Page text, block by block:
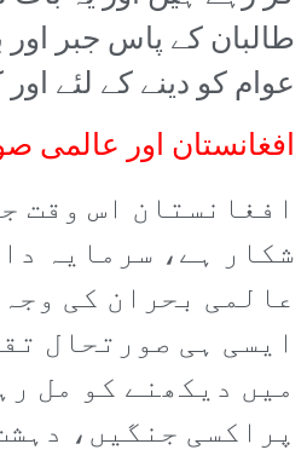
طالبان کے پاس جبر اور
عوام کو دینے کے لئے
افغانستان اور عالمی
افغانستان اس وقت
شکار ہے، سرمایہ
عالمی بحران کی
ایسی ہی صورتحال
میں دیکھنے کو مل
پراکسی جنگیں،